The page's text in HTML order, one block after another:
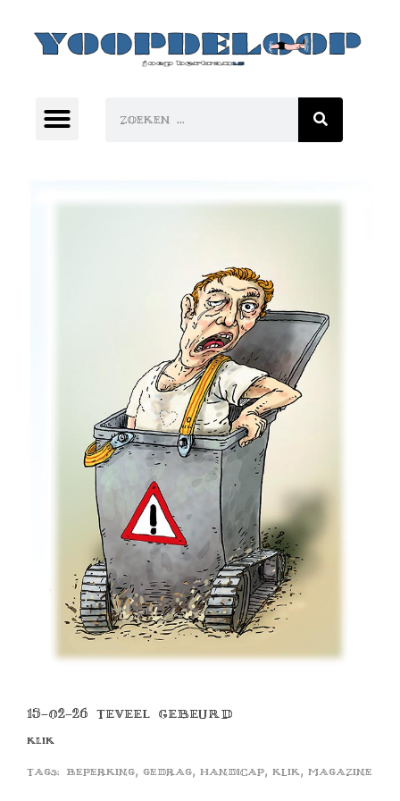
15-02-26 TEVEEL GEBEURD
KLIK
Tags: beperking, gedrag, handicap, klik, magazine